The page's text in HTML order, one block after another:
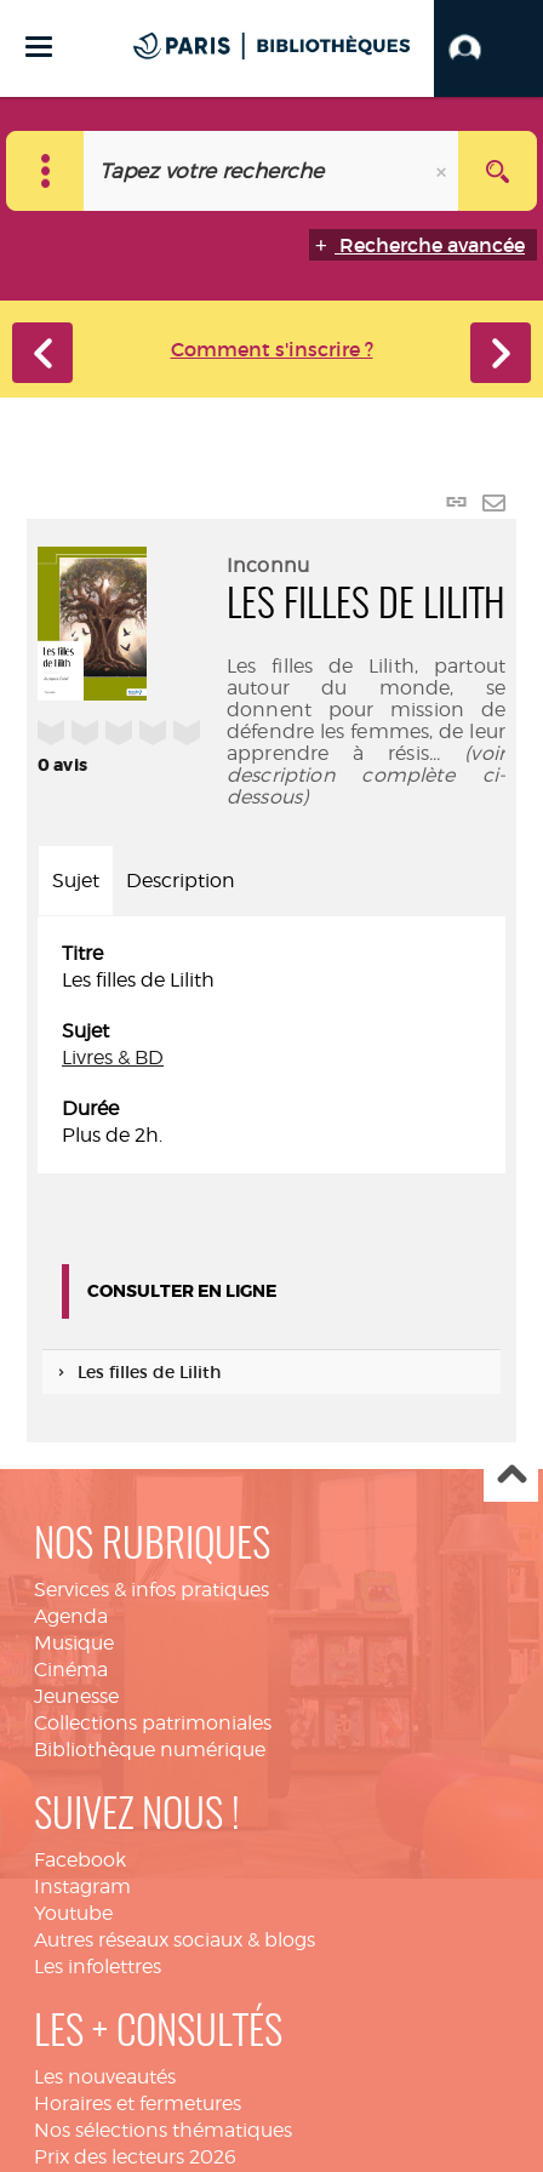
Recherche avancée
Comment s'inscrire ?
Lien
mail
0avis
Inconnu
LES FILLES DE LILITH
Les filles de Lilith, partout
autour du monde, se
donnent pour mission de
défendre les femmes, de leur
apprendre à résis... (voir
description complète ci-
dessous)
Sujet Description
Titre
Les filles de Lilith
Sujet
Livres & BD
Durée
Plus de 2h.
CONSULTER EN LIGNE
Les filles de Lilith
NOS RUBRIQUES
Services & infos pratiques
Agenda
Musique
Cinéma
Jeunesse
Collections patrimoniales
Bibliothèque numérique
SUIVEZ NOUS !
Facebook
Instagram
Youtube
Autres réseaux sociaux & blogs
Les infolettres
LES + CONSULTÉS
Les nouveautés
Horaires et fermetures
Nos sélections thématiques
Prix des lecteurs 2026